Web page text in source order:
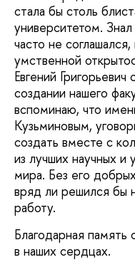
стала бы столь
университетом.
часто не
умственной
Евгений
создании нашего
вспоминаю, что
Кузьминовым,
создать вместе с
из лучших научных
мира. Без его
вряд ли решился бы
работу.
Благодарная
в наших сердцах.